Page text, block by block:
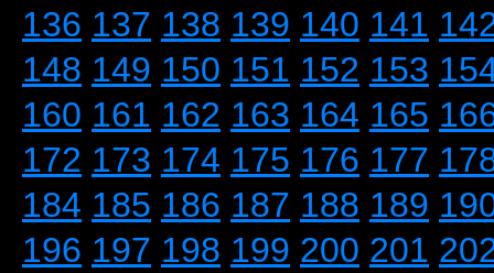
136 137 138 139 140 141
148 149 150 151 152 153
160 161 162 163 164 165
172 173 174 175 176 177
184 185 186 187 188 189
196 197 198 199 200 201